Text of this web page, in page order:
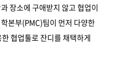
장소에 구애받지 않고 협업이
본부(PMC)팀이 먼저 다양한
협업툴로 잔디를 채택하게